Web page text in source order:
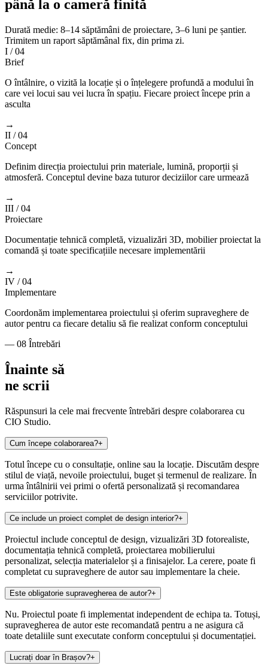
până la o cameră finită
Durată medie: 8–14 săptămâni de proiectare, 3–6 luni pe șantier.
Trimitem un raport săptămânal fix, din prima zi.
I / 04
Brief
O întâlnire, o vizită la locație și o înțelegere profundă a modului în
care vei locui sau vei lucra în spațiu. Fiecare proiect începe prin a
asculta
→
II / 04
Concept
Definim direcția proiectului prin materiale, lumină, proporții și
atmosferă. Conceptul devine baza tuturor deciziilor care urmează
→
III / 04
Proiectare
Documentație tehnică completă, vizualizări 3D, mobilier proiectat la
comandă și toate specificațiile necesare implementării
→
IV / 04
Implementare
Coordonăm implementarea proiectului și oferim supraveghere de
autor pentru ca fiecare detaliu să fie realizat conform conceptului
— 08 Întrebări
Înainte să
ne scrii
Răspunsuri la cele mai frecvente întrebări despre colaborarea cu
CIO Studio.
Cum începe colaborarea?+
Totul începe cu o consultație, online sau la locație. Discutăm despre
stilul de viață, nevoile proiectului, buget și termenul de realizare. În
urma întâlnirii vei primi o ofertă personalizată și recomandarea
serviciilor potrivite.
Ce include un proiect complet de design interior?+
Proiectul include conceptul de design, vizualizări 3D fotorealiste,
documentația tehnică completă, proiectarea mobilierului
personalizat, selecția materialelor și a finisajelor. La cerere, poate fi
completat cu supraveghere de autor sau implementare la cheie.
Este obligatorie supravegherea de autor?+
Nu. Proiectul poate fi implementat independent de echipa ta. Totuși,
supravegherea de autor este recomandată pentru a ne asigura că
toate detaliile sunt executate conform conceptului și documentației.
Lucrați doar în Brașov?+